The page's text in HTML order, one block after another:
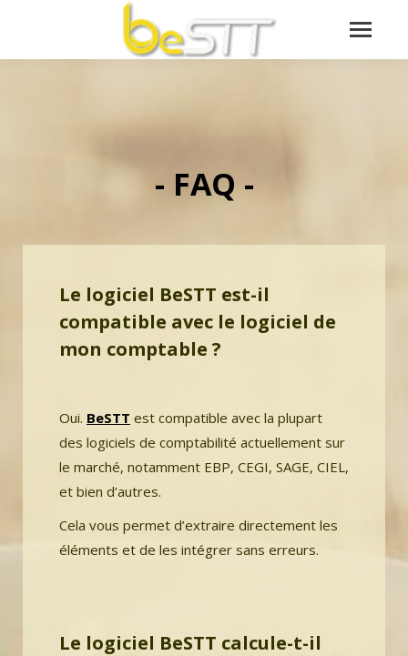
- FAQ -
Le logiciel BeSTT est-il
compatible avec le logiciel de
mon comptable ?
Oui. BeSTT est compatible avec la plupart
des logiciels de comptabilité actuellement sur
le marché, notamment EBP, CEGI, SAGE, CIEL,
et bien d’autres.
Cela vous permet d’extraire directement les
éléments et de les intégrer sans erreurs.
Le logiciel BeSTT calcule-t-il